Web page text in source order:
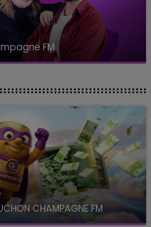
FM
CHAMPAGNE FM
Champagne FM, à 8H10